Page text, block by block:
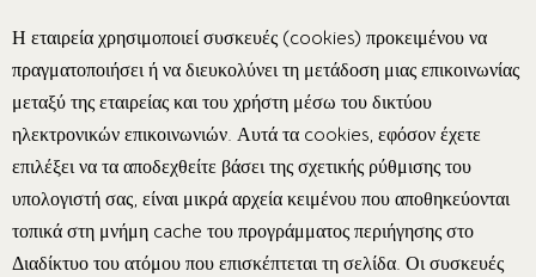
Η εταιρεία χρησιμοποιεί συσκευές (cookies) προκειμένου να
πραγματοποιήσει ή να διευκολύνει τη μετάδοση μιας επικοινωνίας
μεταξύ της εταιρείας και του χρήστη μέσω του δικτύου
ηλεκτρονικών επικοινωνιών. Αυτά τα cookies, εφόσον έχετε
επιλέξει να τα αποδεχθείτε βάσει της σχετικής ρύθμισης του
υπολογιστή σας, είναι μικρά αρχεία κειμένου που αποθηκεύονται
τοπικά στη μνήμη cache του προγράμματος περιήγησης στο
Διαδίκτυο του ατόμου που επισκέπτεται τη σελίδα. Οι συσκευές